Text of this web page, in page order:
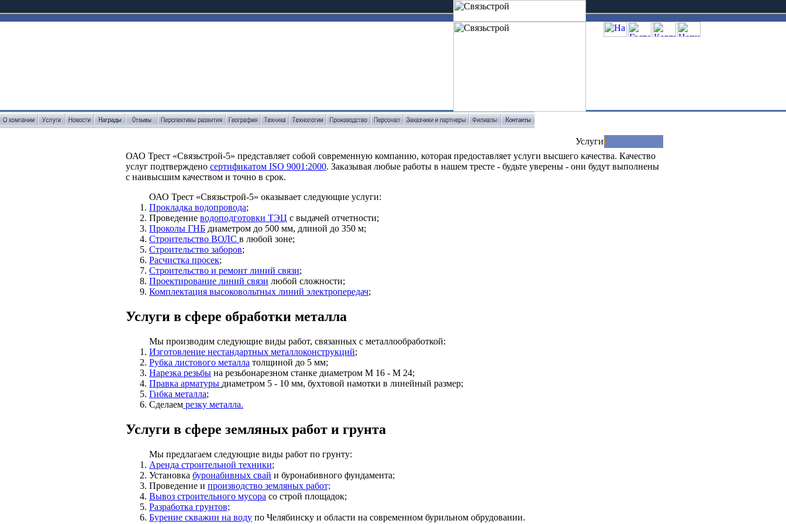
Услуги
ОАО Трест «Связьстрой-5» представляет собой современную компанию, которая предоставляет услуги высшего качества. Качество
услуг подтверждено сертификатом ISO 9001:2000. Заказывая любые работы в нашем тресте - будьте уверены - они будут выполнены
с наивысшим качеством и точно в срок.
ОАО Трест «Связьстрой-5» оказывает следующие услуги:
Прокладка водопровода;
Проведение водоподготовки ТЭЦ с выдачей отчетности;
Проколы ГНБ диаметром до 500 мм, длиной до 350 м;
Строительство ВОЛС в любой зоне;
Строительство заборов;
Расчистка просек;
Строительство и ремонт линий связи;
Проектирование линий связи любой сложности;
Комплектация высоковольтных линий электропередач;
Услуги в сфере обработки металла
Мы производим следующие виды работ, связанных с металлообработкой:
Изготовление нестандартных металлоконструкций;
Рубка листового металла толщиной до 5 мм;
Нарезка резьбы на резьбонарезном станке диаметром М 16 - М 24;
Правка арматуры диаметром 5 - 10 мм, бухтовой намотки в линейный размер;
Гибка металла;
Сделаем резку металла.
Услуги в сфере земляных работ и грунта
Мы предлагаем следующие виды работ по грунту:
Аренда строительной техники;
Установка буронабивных свай и буронабивного фундамента;
Проведение и производство земляных работ;
Вывоз строительного мусора со строй площадок;
Разработка грунтов;
Бурение скважин на воду по Челябинску и области на современном бурильном обрудовании.